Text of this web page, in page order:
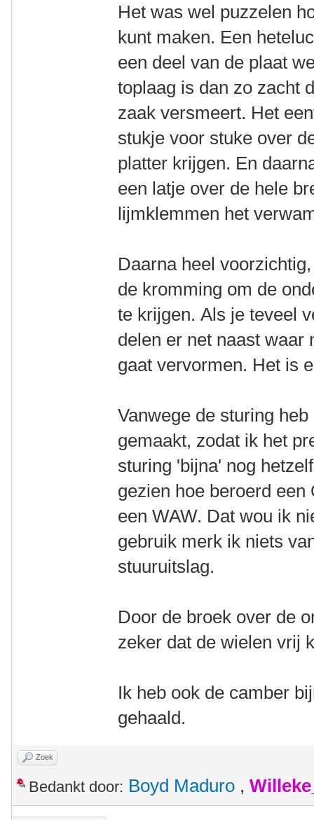
Het was wel puzzelen
kunt maken. Een
een deel van de plaat
toplaag is dan zo zacht
zaak versmeert. Het
stukje voor stuke over
platter krijgen. En
een latje over de hele
lijmklemmen het
Daarna heel
de kromming om de
te krijgen. Als je teveel
delen er net naast waar
gaat vervormen. Het is
Vanwege de sturing
gemaakt, zodat ik het
sturing 'bijna' nog
gezien hoe beroerd
een WAW. Dat wou ik
gebruik merk ik niets
stuuruitslag.
Door de broek over de
zeker dat de wielen vrij
Ik heb ook de camber
gehaald.
Zoek
Bedankt door: Boyd Maduro ,